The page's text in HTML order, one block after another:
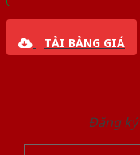
TẢI BẢNG GIÁ
Đăng